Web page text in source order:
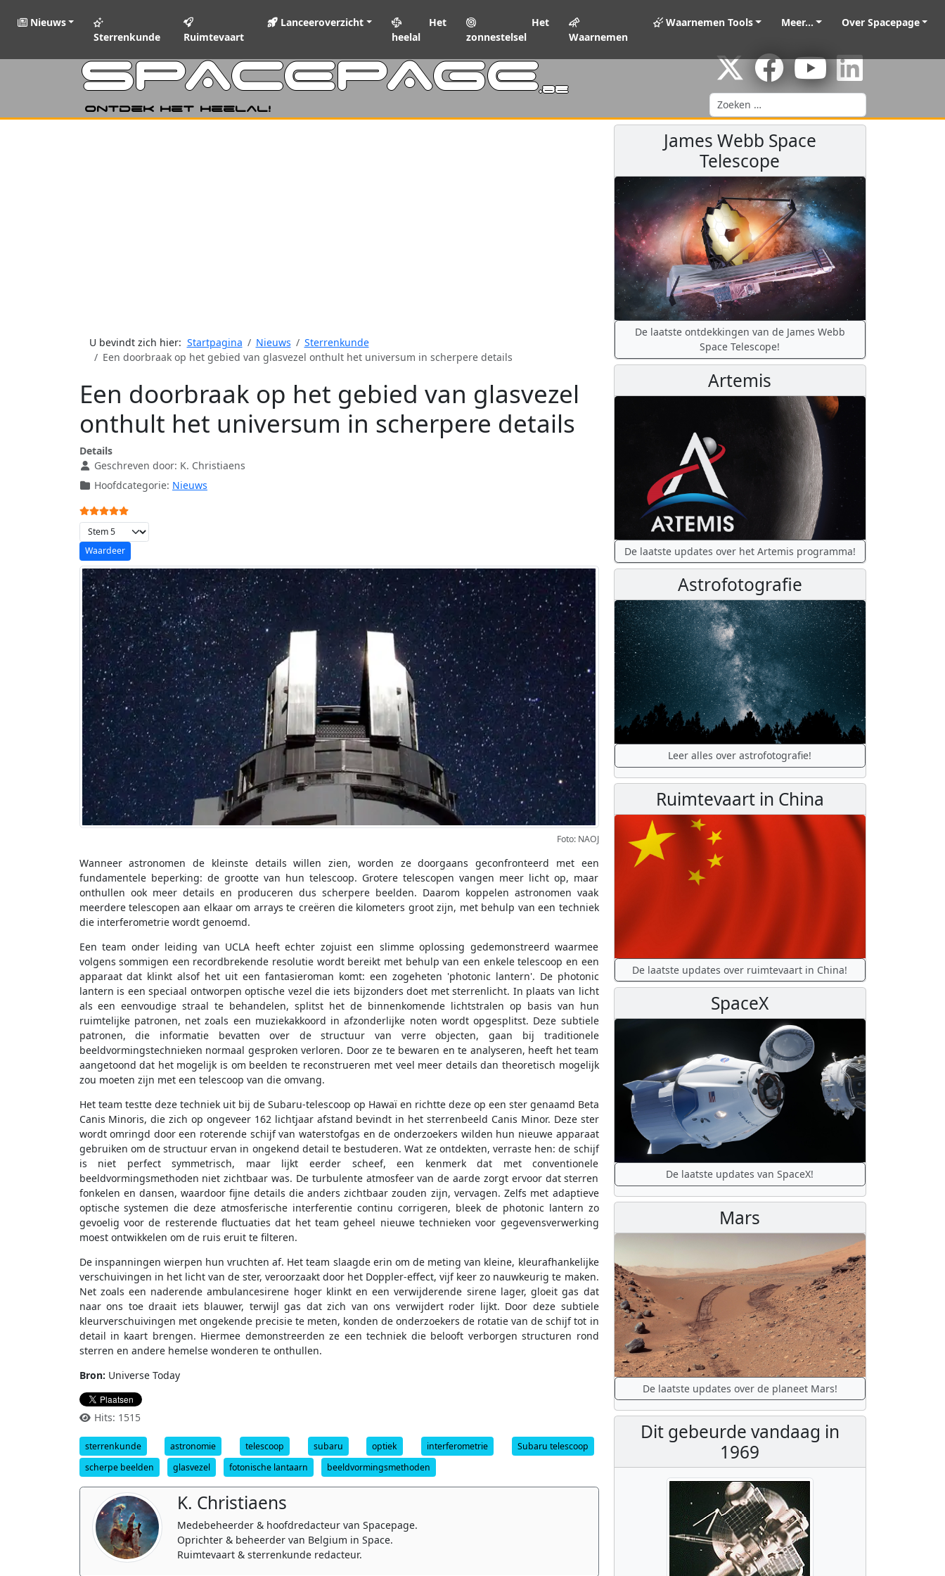
Nieuws
Sterrenkunde
Ruimtevaart
Lanceeroverzicht
Het
heelal
Het
zonnestelsel
Waarnemen
Waarnemen Tools Meer... Over Spacepage
SPACEPAGE.be
Ontdek het heelal!
Zoeken
U bevindt zich hier: Startpagina Nieuws
Sterrenkunde
Een doorbraak op het gebied van glasvezel onthult het universum in scherpere details
Een doorbraak op het gebied van glasvezel
onthult het universum in scherpere details
Details
Geschreven door: K. Christiaens
Hoofdcategorie: Nieuws
Gebruikerswaardering:
Voeg waardering toe
Foto: NAOJ
Wanneer astronomen de kleinste details willen zien, worden ze doorgaans geconfronteerd met een
fundamentele beperking: de grootte van hun telescoop. Grotere telescopen vangen meer licht op, maar
onthullen ook meer details en produceren dus scherpere beelden. Daarom koppelen astronomen vaak
meerdere telescopen aan elkaar om arrays te creëren die kilometers groot zijn, met behulp van een techniek
die interferometrie wordt genoemd.
Een team onder leiding van UCLA heeft echter zojuist een slimme oplossing gedemonstreerd waarmee
volgens sommigen een recordbrekende resolutie wordt bereikt met behulp van een enkele telescoop en een
apparaat dat klinkt alsof het uit een fantasieroman komt: een zogeheten 'photonic lantern'. De photonic
lantern is een speciaal ontworpen optische vezel die iets bijzonders doet met sterrenlicht. In plaats van licht
als een eenvoudige straal te behandelen, splitst het de binnenkomende lichtstralen op basis van hun
ruimtelijke patronen, net zoals een muziekakkoord in afzonderlijke noten wordt opgesplitst. Deze subtiele
patronen, die informatie bevatten over de structuur van verre objecten, gaan bij traditionele
beeldvormingstechnieken normaal gesproken verloren. Door ze te bewaren en te analyseren, heeft het team
aangetoond dat het mogelijk is om beelden te reconstrueren met veel meer details dan theoretisch mogelijk
zou moeten zijn met een telescoop van die omvang.
Het team testte deze techniek uit bij de Subaru-telescoop op Hawaï en richtte deze op een ster genaamd Beta
Canis Minoris, die zich op ongeveer 162 lichtjaar afstand bevindt in het sterrenbeeld Canis Minor. Deze ster
wordt omringd door een roterende schijf van waterstofgas en de onderzoekers wilden hun nieuwe apparaat
gebruiken om de structuur ervan in ongekend detail te bestuderen. Wat ze ontdekten, verraste hen: de schijf
is niet perfect symmetrisch, maar lijkt eerder scheef, een kenmerk dat met conventionele
beeldvormingsmethoden niet zichtbaar was. De turbulente atmosfeer van de aarde zorgt ervoor dat sterren
fonkelen en dansen, waardoor fijne details die anders zichtbaar zouden zijn, vervagen. Zelfs met adaptieve
optische systemen die deze atmosferische interferentie continu corrigeren, bleek de photonic lantern zo
gevoelig voor de resterende fluctuaties dat het team geheel nieuwe technieken voor gegevensverwerking
moest ontwikkelen om de ruis eruit te filteren.
De inspanningen wierpen hun vruchten af. Het team slaagde erin om de meting van kleine, kleurafhankelijke
verschuivingen in het licht van de ster, veroorzaakt door het Doppler-effect, vijf keer zo nauwkeurig te maken.
Net zoals een naderende ambulancesirene hoger klinkt en een verwijderende sirene lager, gloeit gas dat
naar ons toe draait iets blauwer, terwijl gas dat zich van ons verwijdert roder lijkt. Door deze subtiele
kleurverschuivingen met ongekende precisie te meten, konden de onderzoekers de rotatie van de schijf tot in
detail in kaart brengen. Hiermee demonstreerden ze een techniek die belooft verborgen structuren rond
sterren en andere hemelse wonderen te onthullen.
Bron: Universe Today
Hits: 1515
sterrenkunde astronomie telescoop subaru optiek interferometrie
Subaru telescoop
scherpe beelden
glasvezel fotonische lantaarn beeldvormingsmethoden
K. Christiaens
Medebeheerder & hoofdredacteur van Spacepage.
Oprichter & beheerder van Belgium in Space.
Ruimtevaart & sterrenkunde redacteur.
James Webb Space
Telescope
De laatste ontdekkingen van de James Webb
Space Telescope!
Artemis
De laatste updates over het Artemis programma!
Astrofotografie
Leer alles over astrofotografie!
Ruimtevaart in China
De laatste updates over ruimtevaart in China!
SpaceX
De laatste updates van SpaceX!
Mars
De laatste updates over de planeet Mars!
Dit gebeurde vandaag in
1969